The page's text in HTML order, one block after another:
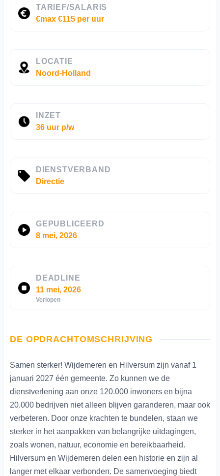
TARIEF/SALARIS
€max €115 per uur
LOCATIE
Noord-Holland
INZET
36 uur p/w
DIENSTVERBAND
Directie
GEPUBLICEERD
8 mei, 2026
DEADLINE
11 mei, 2026
Verlopen
DE OPDRACHTOMSCHRIJVING
Samen sterker! Wijdemeren en Hilversum zijn vanaf 1
januari 2027 één gemeente. Zo kunnen we de
dienstverlening aan onze 120.000 inwoners en bijna
20.000 bedrijven niet alleen blijven garanderen, maar ook
verbeteren. Door onze krachten te bundelen, staan we
sterker in het aanpakken van belangrijke uitdagingen,
zoals wonen, natuur, economie en bereikbaarheid.
Hilversum en Wijdemeren delen een historie en zijn al
langer met elkaar verbonden. De samenvoeging biedt